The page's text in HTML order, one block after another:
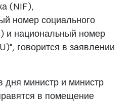
(NIF),
номер социального
и национальный номер
говорится в заявлении
дня министр и министр
в помещение